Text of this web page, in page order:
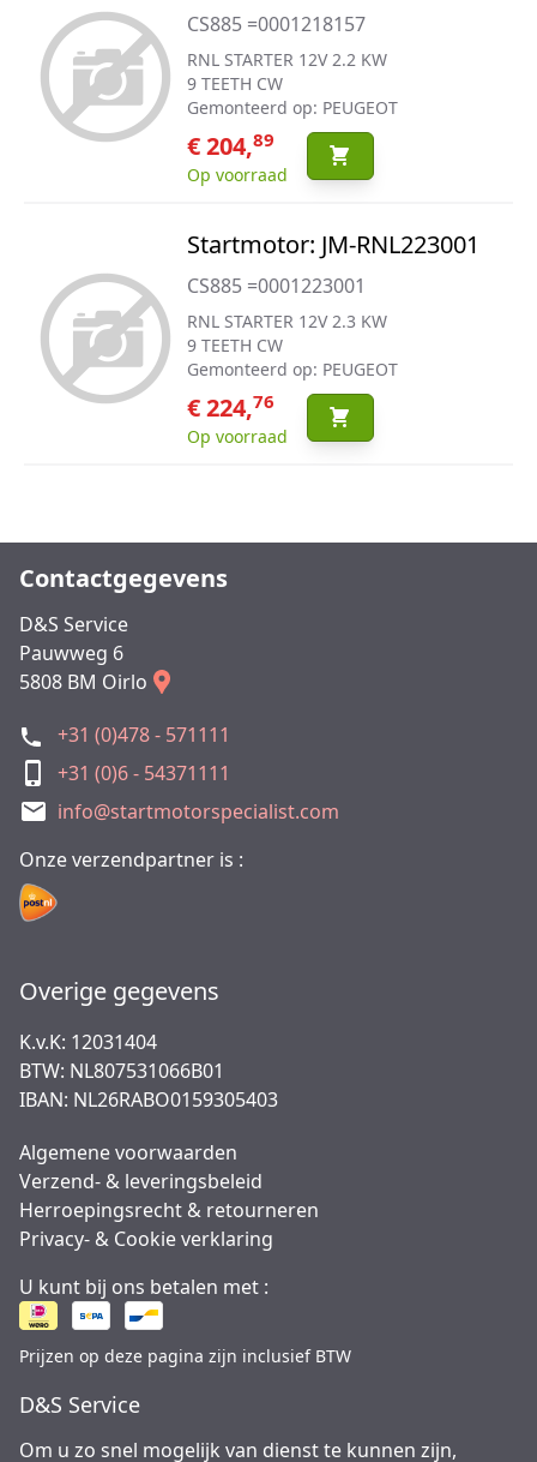
CS885 =0001218157
RNL STARTER 12V 2.2 KW
9 TEETH CW
Gemonteerd op: PEUGEOT
€ 204,89
Op voorraad
Startmotor: JM-RNL223001
CS885 =0001223001
RNL STARTER 12V 2.3 KW
9 TEETH CW
Gemonteerd op: PEUGEOT
€ 224,76
Op voorraad
Contactgegevens
D&S Service
Pauwweg 6
5808 BM Oirlo
+31 (0)478 - 571111
+31 (0)6 - 54371111
info@startmotorspecialist.com
Onze verzendpartner is :
Overige gegevens
K.v.K: 12031404
BTW: NL807531066B01
IBAN: NL26RABO0159305403
Algemene voorwaarden
Verzend- & leveringsbeleid
Herroepingsrecht & retourneren
Privacy- & Cookie verklaring
U kunt bij ons betalen met :
Prijzen op deze pagina zijn inclusief BTW
D&S Service
Om u zo snel mogelijk van dienst te kunnen zijn,